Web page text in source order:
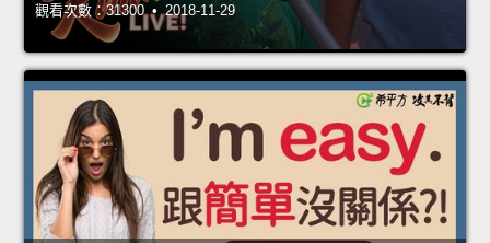
觀看次數：31300 • 2018-11-29